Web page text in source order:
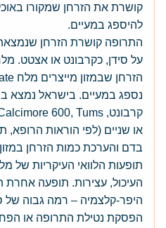
קושרת את הזרחן שמקורו
להיספג במעיים.
התרופה קושרת הזרחן
על סידן, כקרבונט או אצטט.
נספג במעיים. בישראל נמצא
או שניים (לפי הוראות הרופא,
בדם והערכת כמות הזרחן
תופעות הלוואי העיקריות של
העיכול, עצירות. תופעה
היפר-קלצמיה – רמה גבוה של
הפסקת נטילת התרופה או